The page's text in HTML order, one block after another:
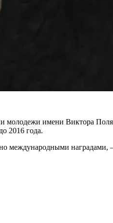
и молодежи имени Виктора
2016 года.
международными